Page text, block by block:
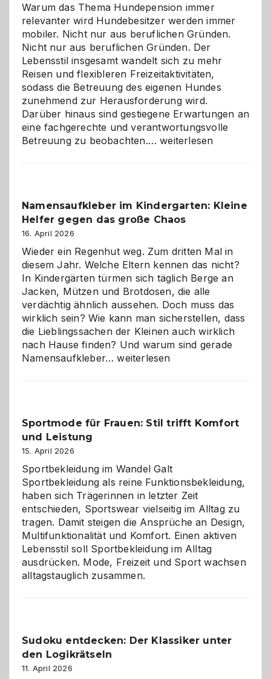
Warum das Thema Hundepension immer
relevanter wird Hundebesitzer werden immer
mobiler. Nicht nur aus beruflichen Gründen.
Nicht nur aus beruflichen Gründen. Der
Lebensstil insgesamt wandelt sich zu mehr
Reisen und flexibleren Freizeitaktivitäten,
sodass die Betreuung des eigenen Hundes
zunehmend zur Herausforderung wird.
Darüber hinaus sind gestiegene Erwartungen an
eine fachgerechte und verantwortungsvolle
Betreuung zu beobachten.…Betreuung
ist
eine
Wahl?
weiterlesen
Namensaufkleber im Kindergarten: Kleine
Helfer gegen das große Chaos
16. April 2026
Wieder ein Regenhut weg. Zum dritten Mal in
diesem Jahr. Welche Eltern kennen das nicht?
In Kindergärten türmen sich täglich Berge an
Jacken, Mützen und Brotdosen, die alle
verdächtig ähnlich aussehen. Doch muss das
wirklich sein? Wie kann man sicherstellen, dass
die Lieblingssachen der Kleinen auch wirklich
nach Hause finden? Und warum sind gerade
Namensaufkleber…Namensaufkleber
gegen
Chaos
weiterlesen
Sportmode für Frauen: Stil trifft Komfort
und Leistung
15. April 2026
Sportbekleidung im Wandel Galt
Sportbekleidung als reine Funktionsbekleidung,
haben sich Trägerinnen in letzter Zeit
entschieden, Sportswear vielseitig im Alltag zu
tragen. Damit steigen die Ansprüche an Design,
Multifunktionalität und Komfort. Einen aktiven
Lebensstil soll Sportbekleidung im Alltag
ausdrücken. Mode, Freizeit und Sport wachsen
alltagstauglich zusammen.
Sudoku entdecken: Der Klassiker unter
den Logikrätseln
11. April 2026